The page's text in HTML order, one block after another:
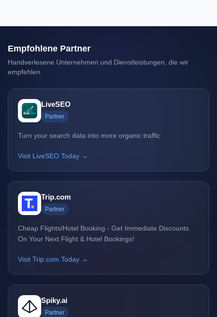
Empfohlene Partner
Handverlesene Unternehmen und Dienstleistungen, die wir
empfehlen.
LiveSEO
Partner
Turn your search data into more organic traffic
Visit LiveSEO Today →
Trip.com
Partner
Cheap Flights/Hotel Booking - Get Immediate Discounts
On Your Next Flight & Hotel Bookings!
Visit Trip.com Today →
Spiky.ai
Partner